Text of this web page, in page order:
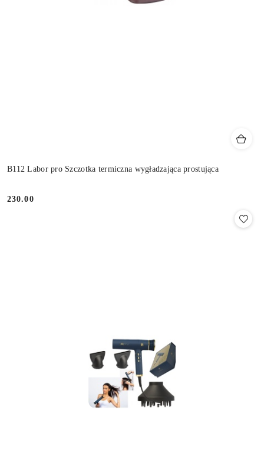
B112 Labor pro Szczotka termiczna wygładzająca prostująca
Cena:
230.00